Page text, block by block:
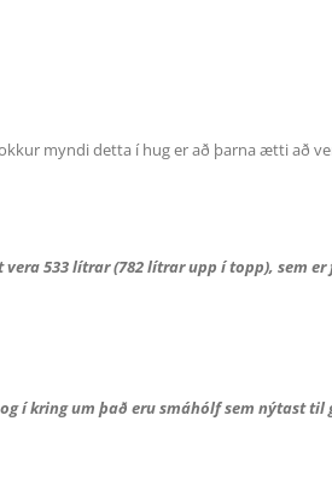
myndi detta í hug er að þarna ætti að
vera 533 lítrar (782 lítrar upp í topp), sem
í kring um það eru smáhólf sem nýtast til